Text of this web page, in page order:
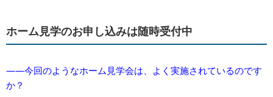
ホーム見学のお申し込みは随時受付中
――今回のようなホーム見学会は、よく実施されているのです
か？